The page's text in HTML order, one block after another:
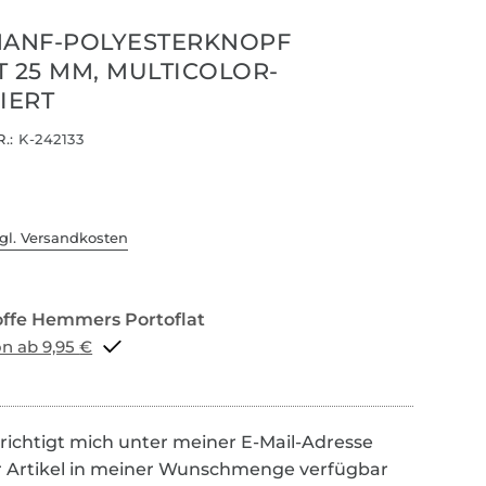
POLYESTERKNOPF
25 MM, MULTICOLOR-
K-242133
Versandkosten
Portoflat schon ab 9,95 €
mich unter meiner E-Mail-Adresse
Artikel in meiner Wunschmenge verfügbar